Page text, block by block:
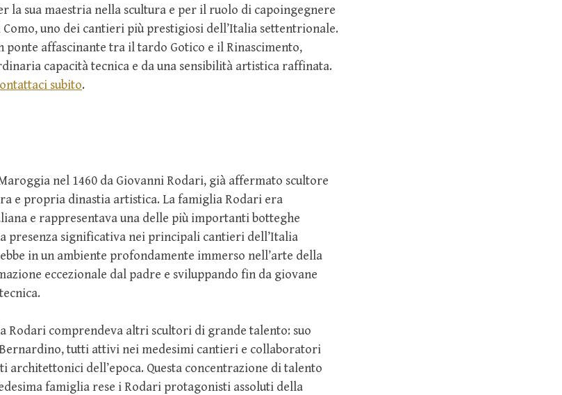
la sua maestria nella scultura e per il ruolo di capoingegnere
Como, uno dei cantieri più prestigiosi dell’Italia settentrionale.
ponte affascinante tra il tardo Gotico e il Rinascimento,
capacità tecnica e da una sensibilità artistica raffinata.
subito.
nel 1460 da Giovanni Rodari, già affermato scultore
e propria dinastia artistica. La famiglia Rodari era
e rappresentava una delle più importanti botteghe
presenza significativa nei principali cantieri dell’Italia
in un ambiente profondamente immerso nell’arte della
eccezionale dal padre e sviluppando fin da giovane
Rodari comprendeva altri scultori di grande talento: suo
tutti attivi nei medesimi cantieri e collaboratori
dell’epoca. Questa concentrazione di talento
famiglia rese i Rodari protagonisti assoluti della